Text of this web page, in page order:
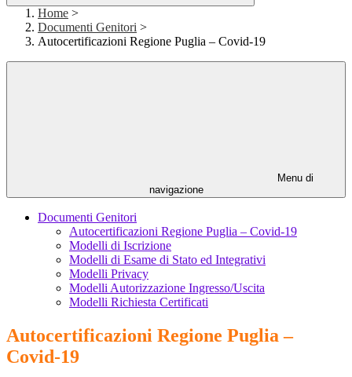
Home >
Documenti Genitori >
Autocertificazioni Regione Puglia – Covid-19
Menu di
navigazione
Documenti Genitori
Autocertificazioni Regione Puglia – Covid-19
Modelli di Iscrizione
Modelli di Esame di Stato ed Integrativi
Modelli Privacy
Modelli Autorizzazione Ingresso/Uscita
Modelli Richiesta Certificati
Autocertificazioni Regione Puglia –
Covid-19